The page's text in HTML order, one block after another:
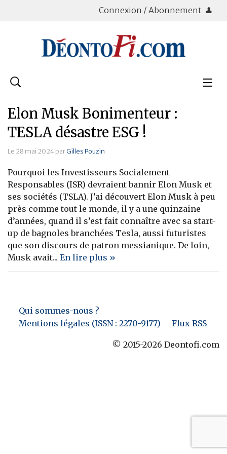
Connexion / Abonnement
Rechercher
Bourse
Placements
Assurance Vie
Patrimoine
Immobilier
Elon Musk Bonimenteur :
TESLA désastre ESG !
Le 28 mai 2024 parGilles Pouzin
Pourquoi les Investisseurs Socialement
Responsables (ISR) devraient bannir Elon Musk et
ses sociétés (TSLA). J’ai découvert Elon Musk à peu
près comme tout le monde, il y a une quinzaine
d’années, quand il s’est fait connaître avec sa start-
up de bagnoles branchées Tesla, aussi futuristes
que son discours de patron messianique. De loin,
Musk avait... En lire plus »
Qui sommes-nous ?
Mentions légales (ISSN : 2270-9177)
Flux RSS
© 2015-2026 Deontofi.com